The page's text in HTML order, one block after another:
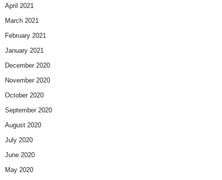
April 2021
March 2021
February 2021
January 2021
December 2020
November 2020
October 2020
September 2020
August 2020
July 2020
June 2020
May 2020